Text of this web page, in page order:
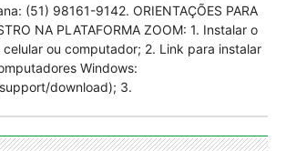
(51) 98161-9142. ORIENTAÇÕES PARA
NA PLATAFORMA ZOOM: 1. Instalar o
ou computador; 2. Link para instalar
Windows:
download); 3.